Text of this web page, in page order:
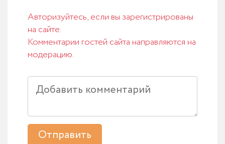
Авторизуйтесь, если вы зарегистрированы
на сайте.
Комментарии гостей сайта направляются на
модерацию.
Отправить